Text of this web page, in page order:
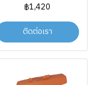
฿1,420
ติดต่อเรา